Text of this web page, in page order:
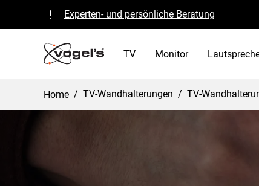
Experten- und persönliche Beratung
Qualität garantiert und TÜV-zertifiziert
B Corp zertifiziert
TV Monitor
Home / TV-Wandhalterungen / TV-